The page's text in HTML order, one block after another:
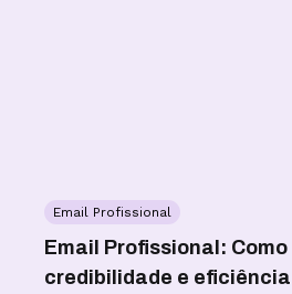
Email Profissional
Email Profissional:
credibilidade e